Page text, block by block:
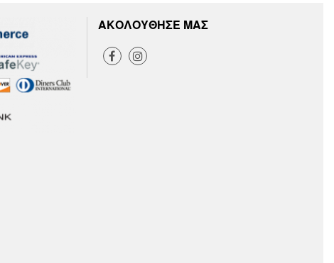
ΑΚΟΛΟΥΘΗΣΕ ΜΑΣ